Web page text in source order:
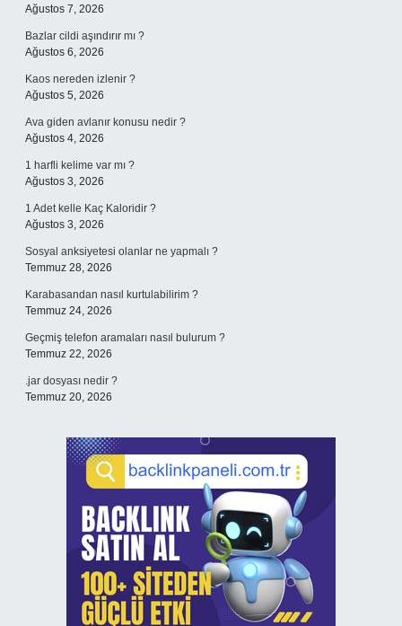
Ağustos 7, 2026
Bazlar cildi aşındırır mı ?
Ağustos 6, 2026
Kaos nereden izlenir ?
Ağustos 5, 2026
Ava giden avlanır konusu nedir ?
Ağustos 4, 2026
1 harfli kelime var mı ?
Ağustos 3, 2026
1 Adet kelle Kaç Kaloridir ?
Ağustos 3, 2026
Sosyal anksiyetesi olanlar ne yapmalı ?
Temmuz 28, 2026
Karabasandan nasıl kurtulabilirim ?
Temmuz 24, 2026
Geçmiş telefon aramaları nasıl bulurum ?
Temmuz 22, 2026
.jar dosyası nedir ?
Temmuz 20, 2026